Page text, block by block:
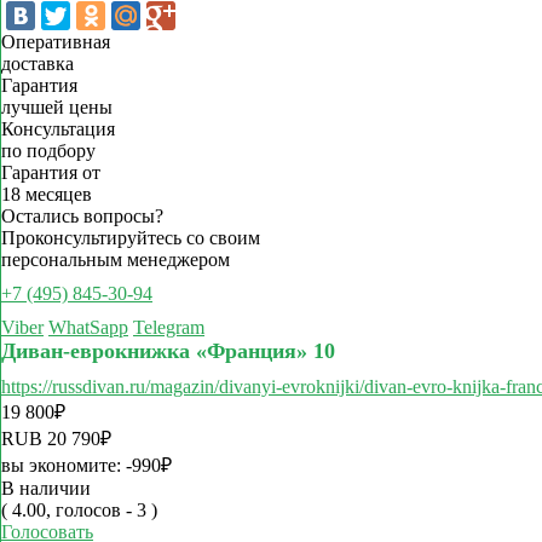
Оперативная
доставка
Гарантия
лучшей цены
Консультация
по подбору
Гарантия от
18 месяцев
Остались вопросы?
Проконсультируйтесь со своим
персональным менеджером
+7 (495) 845-30-94
Viber WhatSapp Telegram
Диван-еврокнижка «Франция» 10
https://russdivan.ru/magazin/divanyi-evroknijki/divan-evro-knijka-
19 800₽
RUB 20 790₽
вы экономите: -990₽
В наличии
( 4.00, голосов - 3 )
Голосовать